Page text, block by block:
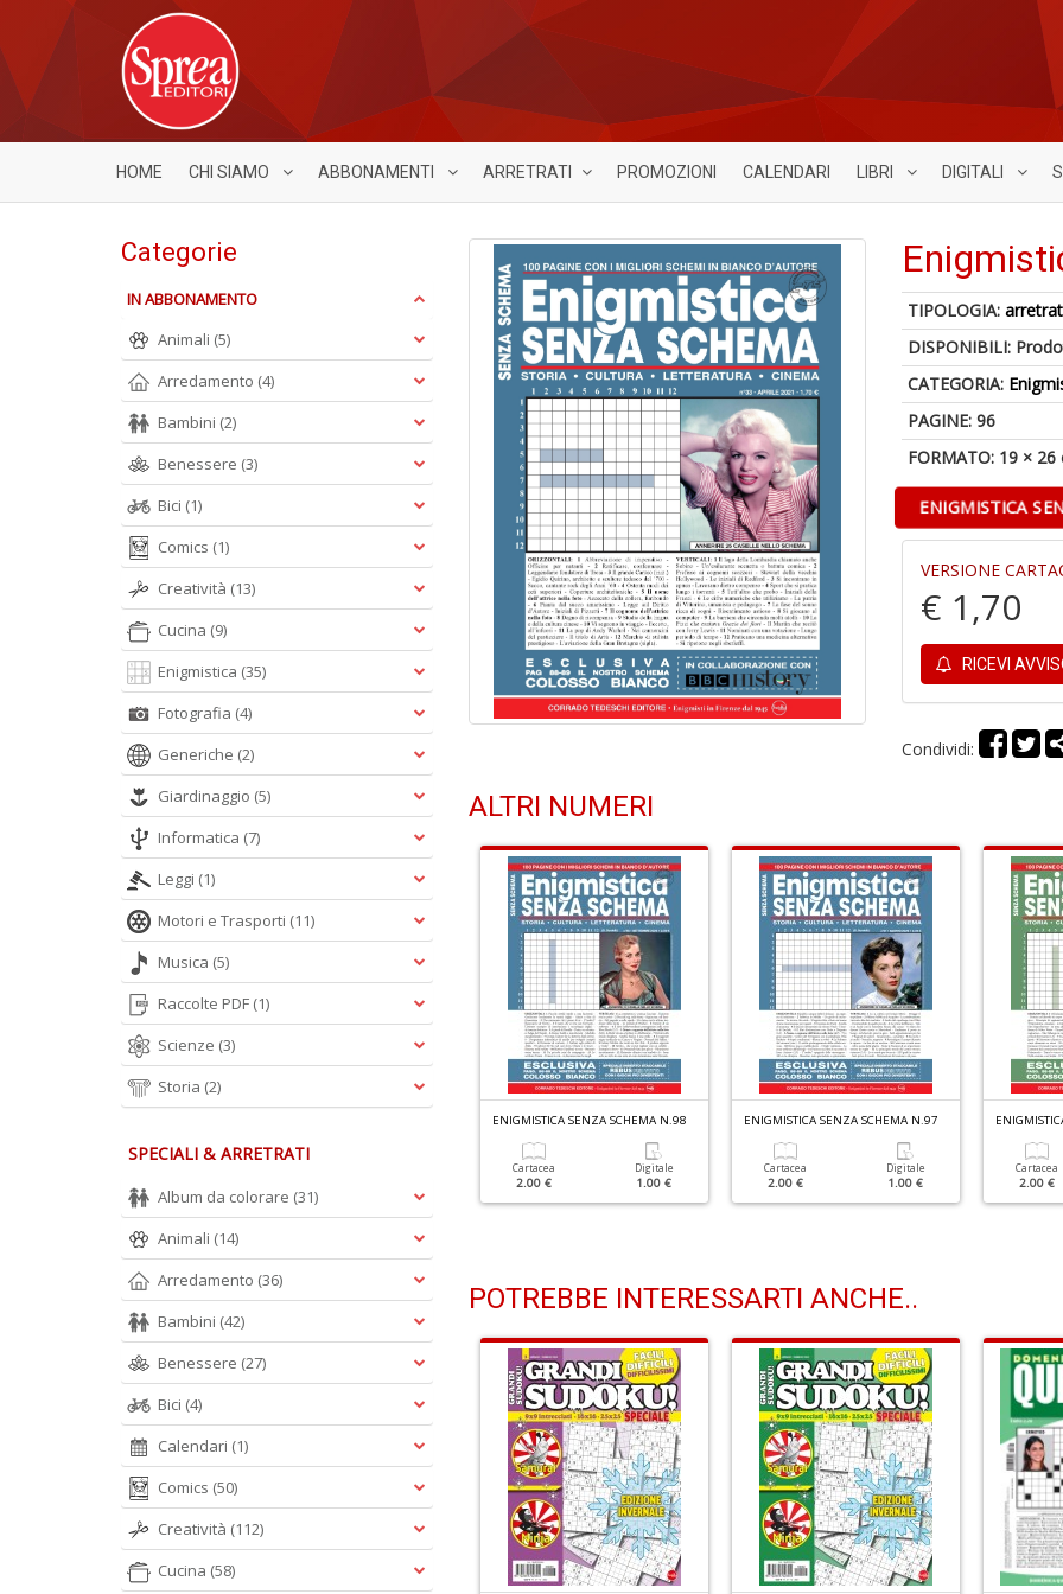
HOME CHI SIAMO ABBONAMENTI ARRETRATI PROMOZIONI CALENDARI LIBRI DIGITALI
TIPOLOGIA:
DISPONIBILI:
CATEGORIA:
PAGINE: 96
FORMATO: 19 × 26
ENIGMISTICA
VERSIONE
€ 1,70
RICEVI
Condividi:
ALTRI NUMERI
ENIGMISTICA SENZA SCHEMA N.98
Cartacea
2.00 €
Digitale
1.00 €
ENIGMISTICA SENZA SCHEMA N.97
Cartacea
2.00 €
Digitale
1.00 €
Cartacea
2.00 €
POTREBBE INTERESSARTI ANCHE..
Categorie
IN ABBONAMENTO
Animali (5)
Arredamento (4)
Bambini (2)
Benessere (3)
Bici (1)
Comics (1)
Creatività (13)
Cucina (9)
Enigmistica (35)
Fotografia (4)
Generiche (2)
Giardinaggio (5)
Informatica (7)
Leggi (1)
Motori e Trasporti (11)
Musica (5)
Raccolte PDF (1)
Scienze (3)
Storia (2)
SPECIALI & ARRETRATI
Album da colorare (31)
Animali (14)
Arredamento (36)
Bambini (42)
Benessere (27)
Bici (4)
Calendari (1)
Comics (50)
Creatività (112)
Cucina (58)